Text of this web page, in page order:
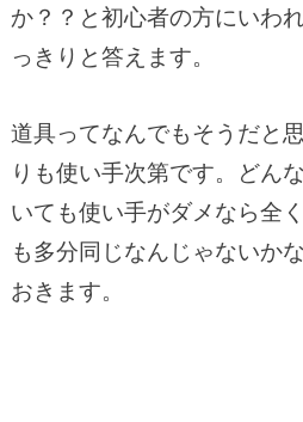
か？？と初心者の方にいわ
っきりと答えます。
道具ってなんでもそうだと
りも使い手次第です。どん
いても使い手がダメなら全
も多分同じなんじゃないか
おきます。